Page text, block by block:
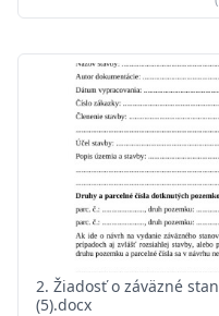
2. Žiadosť o záväzné
(5).docx